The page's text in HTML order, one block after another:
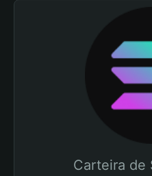
Carteira de